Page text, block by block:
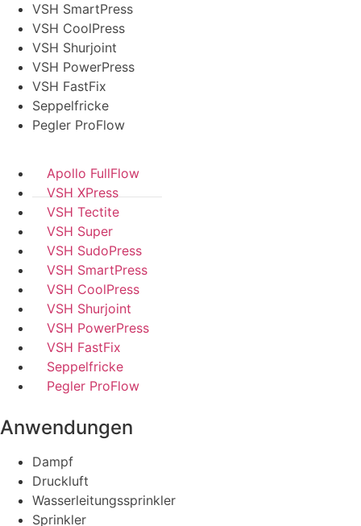
VSH SmartPress
VSH CoolPress
VSH Shurjoint
VSH PowerPress
VSH FastFix
Seppelfricke
Pegler ProFlow
Apollo FullFlow
VSH XPress
VSH Tectite
VSH Super
VSH SudoPress
VSH SmartPress
VSH CoolPress
VSH Shurjoint
VSH PowerPress
VSH FastFix
Seppelfricke
Pegler ProFlow
Anwendungen
Dampf
Druckluft
Wasserleitungssprinkler
Sprinkler